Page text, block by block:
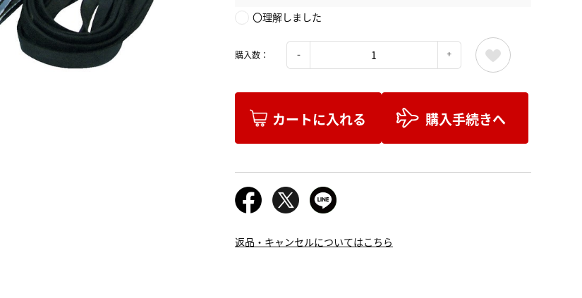
〇理解しました
購入数：
カートに入れる 購入手続きへ
返品・キャンセルについてはこちら